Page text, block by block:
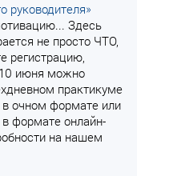
руководителя»
Здесь
не просто ЧТО,
регистрацию,
10 июня можно
практикуме
очном формате или
формате онлайн-
на нашем